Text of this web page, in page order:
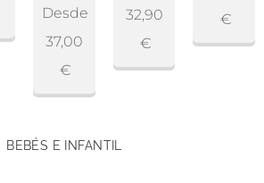
Desde
37,00
€
32,90
€
€
BEBÉS E INFANTIL